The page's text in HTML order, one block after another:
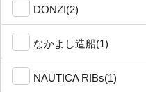
DONZI(2)
なかよし造船(1)
NAUTICA RIBs(1)